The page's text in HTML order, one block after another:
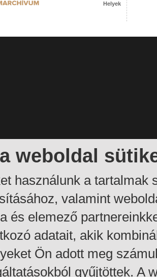
weboldal
használunk a tartalmak
valamint
és elemező
adatait, akik
Ön adott meg
gyűjtöttek. A
Helyek